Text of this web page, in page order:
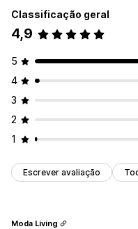
Classificação geral
4,9
5
4
3
2
1
Escrever avaliação
Moda Living